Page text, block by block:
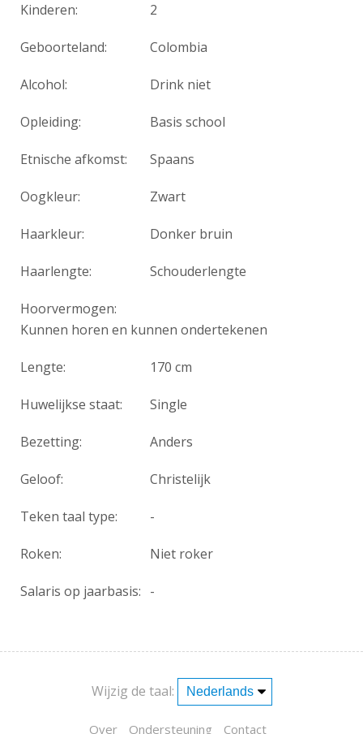
Kinderen: 2
Geboorteland: Colombia
Alcohol: Drink niet
Opleiding: Basis school
Etnische afkomst: Spaans
Oogkleur: Zwart
Haarkleur: Donker bruin
Haarlengte: Schouderlengte
Hoorvermogen:
Kunnen horen en kunnen ondertekenen
Lengte: 170 cm
Huwelijkse staat: Single
Bezetting: Anders
Geloof: Christelijk
Teken taal type: -
Roken: Niet roker
Salaris op jaarbasis: -
Wijzig de taal:
Over Ondersteuning Contact